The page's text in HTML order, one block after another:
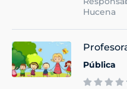
Hucena
Pública